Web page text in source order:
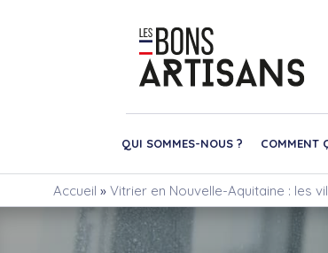
QUI SOMMES-NOUS ? COMMENT
Accueil » Vitrier en Nouvelle-Aquitaine : les